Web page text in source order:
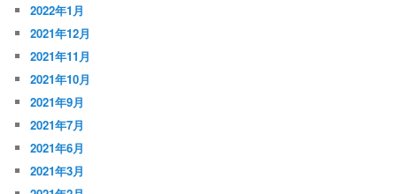
2022年1月
2021年12月
2021年11月
2021年10月
2021年9月
2021年7月
2021年6月
2021年3月